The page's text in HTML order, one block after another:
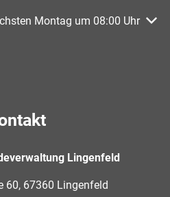
oder Schließzeiten
Montag um 08:00 Uhr
Lingenfeld
60, 67360 Lingenfeld